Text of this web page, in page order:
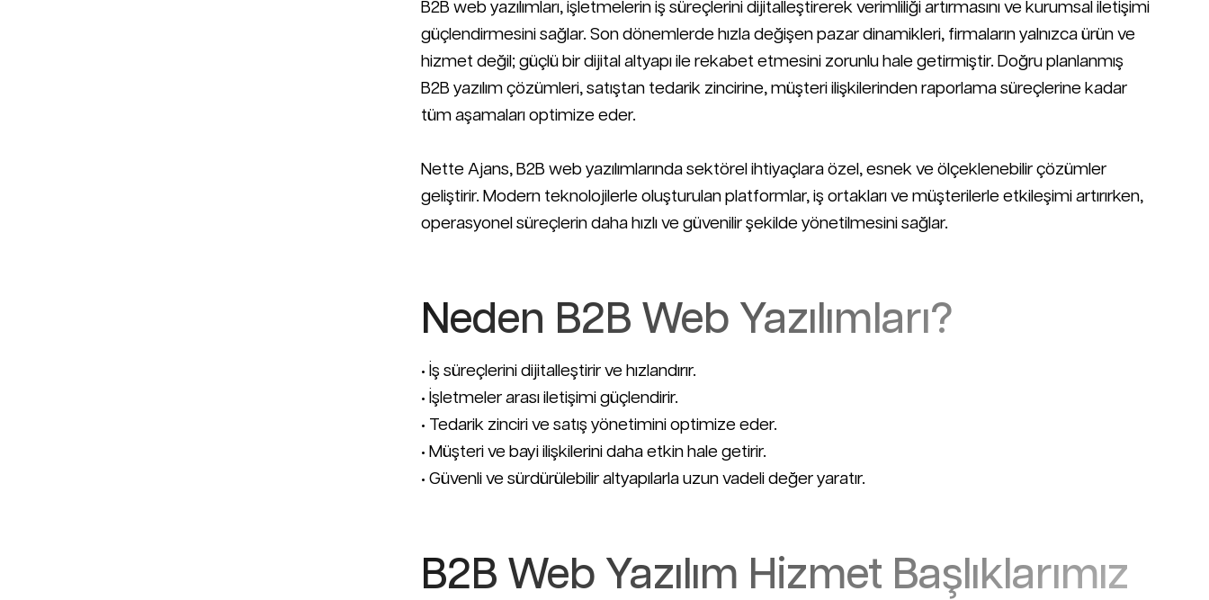
B2B web yazılımları, işletmelerin iş süreçlerini dijitalleştirerek verimliliği artırmasını ve kurumsal iletişimi
güçlendirmesini sağlar. Son dönemlerde hızla değişen pazar dinamikleri, firmaların yalnızca ürün ve
hizmet değil; güçlü bir dijital altyapı ile rekabet etmesini zorunlu hale getirmiştir. Doğru planlanmış
B2B yazılım çözümleri, satıştan tedarik zincirine, müşteri ilişkilerinden raporlama süreçlerine kadar
tüm aşamaları optimize eder.
Nette Ajans, B2B web yazılımlarında sektörel ihtiyaçlara özel, esnek ve ölçeklenebilir çözümler
geliştirir. Modern teknolojilerle oluşturulan platformlar, iş ortakları ve müşterilerle etkileşimi artırırken,
operasyonel süreçlerin daha hızlı ve güvenilir şekilde yönetilmesini sağlar.
Neden B2B Web Yazılımları?
• İş süreçlerini dijitalleştirir ve hızlandırır.
• İşletmeler arası iletişimi güçlendirir.
• Tedarik zinciri ve satış yönetimini optimize eder.
• Müşteri ve bayi ilişkilerini daha etkin hale getirir.
• Güvenli ve sürdürülebilir altyapılarla uzun vadeli değer yaratır.
B2B Web Yazılım Hizmet Başlıklarımız